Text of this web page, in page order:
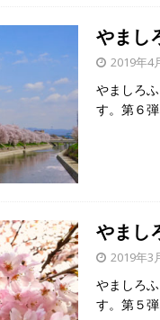
やまし
2019年4
やましろ
す。第６
やまし
2019年3
やましろ
す。第５